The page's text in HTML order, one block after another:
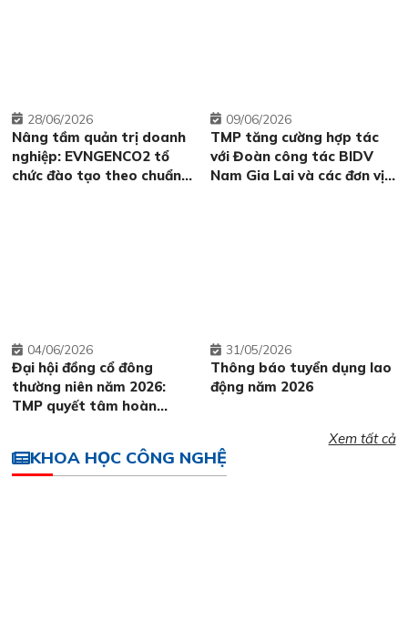
Nâng tầm quản trị doanh
nghiệp: EVNGENCO2 tổ
chức đào tạo theo chuẩn
28 06/2026
TMP tăng cường hợp tác
với Đoàn công tác BIDV
Nam Gia Lai và các đơn vị
09 06/2026
Đại hội đồng cổ đông
thường niên năm 2026:
TMP quyết tâm hoàn
04 06/2026
Thông báo tuyển dụng lao
động năm 2026
31 05/2026
Xem tất cả
KHOA HỌC CÔNG NGHỆ